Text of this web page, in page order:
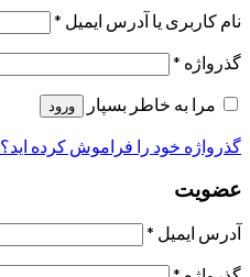
نام کاربری یا آدرس ایمیل *
گذرواژه *
مرا به خاطر بسپار
ورود
گذرواژه خود را فراموش کرده اید؟
عضویت
آدرس ایمیل *